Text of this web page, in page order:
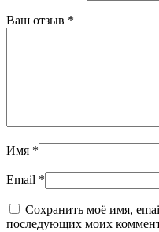
Ваш отзыв *
Имя *
Email *
Сохранить моё имя,
последующих моих